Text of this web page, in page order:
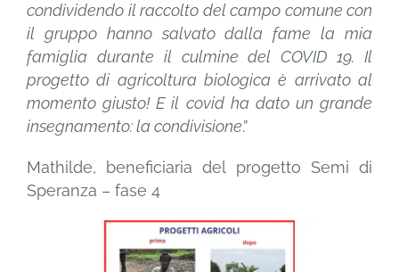
condividendo il raccolto del campo comune con
il gruppo hanno salvato dalla fame la mia
famiglia durante il culmine del COVID 19. Il
progetto di agricoltura biologica è arrivato al
momento giusto! E il covid ha dato un grande
insegnamento: la condivisione.”
Mathilde, beneficiaria del progetto Semi di
Speranza – fase 4